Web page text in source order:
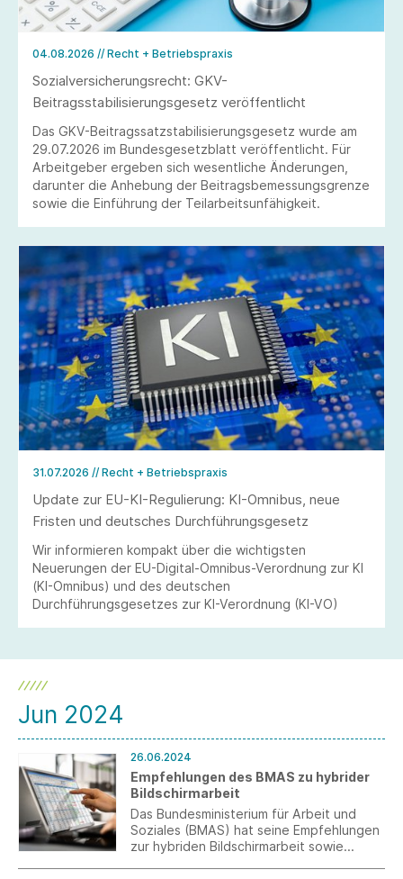
04.08.2026 // Recht + Betriebspraxis
Sozialversicherungsrecht: GKV-
Beitragsstabilisierungsgesetz veröffentlicht
Das GKV-Beitragssatzstabilisierungsgesetz wurde am
29.07.2026 im Bundesgesetzblatt veröffentlicht. Für
Arbeitgeber ergeben sich wesentliche Änderungen,
darunter die Anhebung der Beitragsbemessungsgrenze
sowie die Einführung der Teilarbeitsunfähigkeit.
31.07.2026 // Recht + Betriebspraxis
Update zur EU-KI-Regulierung: KI-Omnibus, neue
Fristen und deutsches Durchführungsgesetz
Wir informieren kompakt über die wichtigsten
Neuerungen der EU-Digital-Omnibus-Verordnung zur KI
(KI-Omnibus) und des deutschen
Durchführungsgesetzes zur KI-Verordnung (KI-VO)
Jun 2024
26.06.2024
Empfehlungen des BMAS zu hybrider
Bildschirmarbeit
Das Bundesministerium für Arbeit und
Soziales (BMAS) hat seine Empfehlungen
zur hybriden Bildschirmarbeit sowie